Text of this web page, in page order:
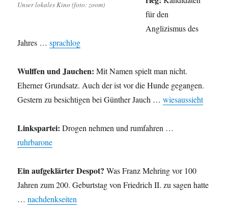
mehr.
Unser lokales Kino (foto: zoom)
für den
Anglizismus des
Jahres …sprachlog
Wulffen und Jauchen: Mit Namen spielt man nicht.
Eherner Grundsatz. Auch der ist vor die Hunde gegangen.
Gestern zu besichtigen bei Günther Jauch …wiesaussieht
Linkspartei: Drogen nehmen und rumfahren …
ruhrbarone
Ein aufgeklärter Despot? Was Franz Mehring vor 100
Jahren zum 200. Geburtstag von Friedrich II. zu sagen hatte
…nachdenkseiten